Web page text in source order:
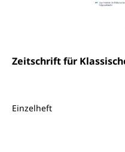
Zeitschrift für
Einzelheft